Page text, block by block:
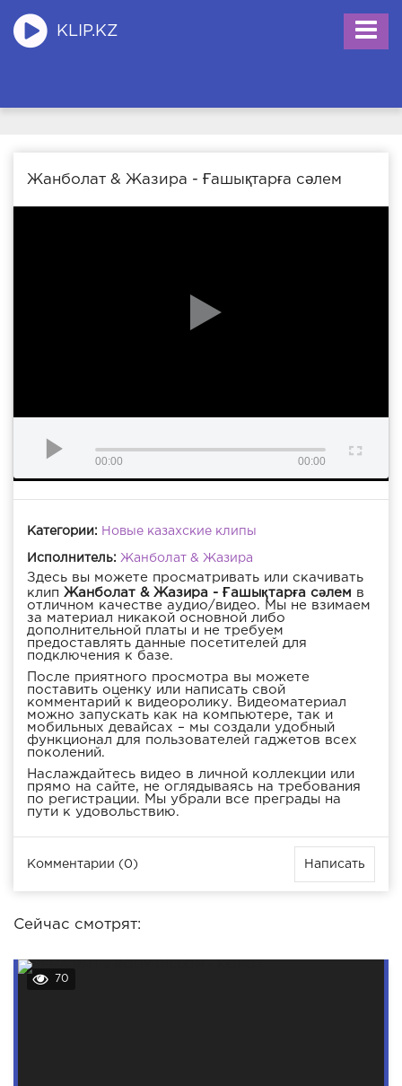
KLIP.KZ
Жанболат & Жазира - Ғашықтарға сәлем
00:00 00:00
Категории: Новые казахские клипы
Исполнитель: Жанболат & Жазира
Здесь вы можете просматривать или скачивать
клип Жанболат & Жазира - Ғашықтарға сәлем в
отличном качестве аудио/видео. Мы не взимаем
за материал никакой основной либо
дополнительной платы и не требуем
предоставлять данные посетителей для
подключения к базе.
После приятного просмотра вы можете
поставить оценку или написать свой
комментарий к видеоролику. Видеоматериал
можно запускать как на компьютере, так и
мобильных девайсах – мы создали удобный
функционал для пользователей гаджетов всех
поколений.
Наслаждайтесь видео в личной коллекции или
прямо на сайте, не оглядываясь на требования
по регистрации. Мы убрали все преграды на
пути к удовольствию.
Комментарии (0) Написать
Сейчас смотрят:
70